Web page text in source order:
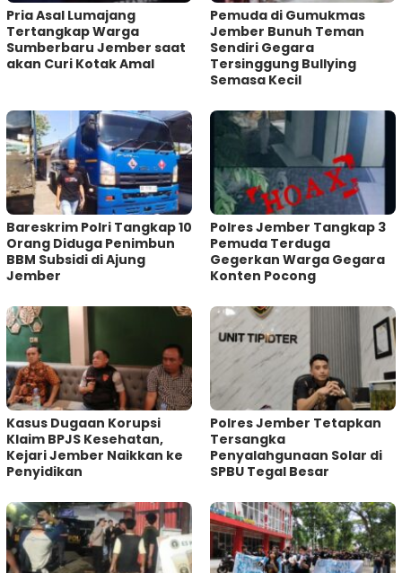
Pria Asal Lumajang
Tertangkap Warga
Sumberbaru Jember saat
akan Curi Kotak Amal
Pemuda di Gumukmas
Jember Bunuh Teman
Sendiri Gegara
Tersinggung Bullying
Semasa Kecil
Bareskrim Polri Tangkap 10
Orang Diduga Penimbun
BBM Subsidi di Ajung
Jember
Polres Jember Tangkap 3
Pemuda Terduga
Gegerkan Warga Gegara
Konten Pocong
Kasus Dugaan Korupsi
Klaim BPJS Kesehatan,
Kejari Jember Naikkan ke
Penyidikan
Polres Jember Tetapkan
Tersangka
Penyalahgunaan Solar di
SPBU Tegal Besar